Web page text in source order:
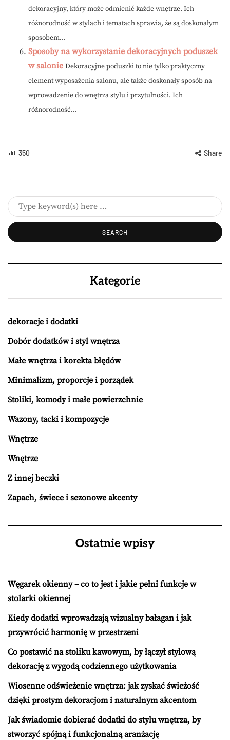
dekoracyjny, który może odmienić każde wnętrze. Ich
różnorodność w stylach i tematach sprawia, że są doskonałym
sposobem...
Sposoby na wykorzystanie dekoracyjnych poduszek
w salonie Dekoracyjne poduszki to nie tylko praktyczny
element wyposażenia salonu, ale także doskonały sposób na
wprowadzenie do wnętrza stylu i przytulności. Ich
różnorodność...
350 Share
Kategorie
dekoracje i dodatki
Dobór dodatków i styl wnętrza
Małe wnętrza i korekta błędów
Minimalizm, proporcje i porządek
Stoliki, komody i małe powierzchnie
Wazony, tacki i kompozycje
Wnętrze
Wnętrze
Z innej beczki
Zapach, świece i sezonowe akcenty
Ostatnie wpisy
Węgarek okienny – co to jest i jakie pełni funkcje w
stolarki okiennej
Kiedy dodatki wprowadzają wizualny bałagan i jak
przywrócić harmonię w przestrzeni
Co postawić na stoliku kawowym, by łączył stylową
dekorację z wygodą codziennego użytkowania
Wiosenne odświeżenie wnętrza: jak zyskać świeżość
dzięki prostym dekoracjom i naturalnym akcentom
Jak świadomie dobierać dodatki do stylu wnętrza, by
stworzyć spójną i funkcjonalną aranżację